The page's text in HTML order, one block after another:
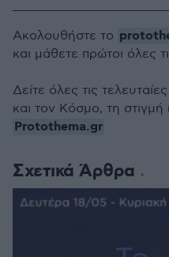
Σχετικά Άρθρα
Ακολουθήστε το
και μάθετε πρώτοι όλες
Δείτε όλες τις τελευταίες
και τον Κόσμο, τη
Protothema.gr